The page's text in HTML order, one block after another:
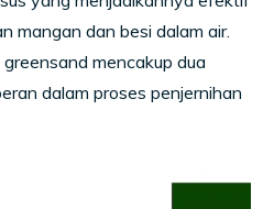
mangan dan besi dalam air.
mencakup dua
dalam proses penjernihan